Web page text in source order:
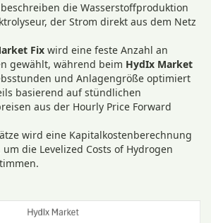
die Wasserstoffproduktion
der Strom direkt aus dem Netz
Fix wird eine feste Anzahl an
gewählt, während beim HydIx Market
und Anlagengröße optimiert
basierend auf stündlichen
aus der Hourly Price Forward
wird eine Kapitalkostenberechnung
die Levelized Costs of Hydrogen